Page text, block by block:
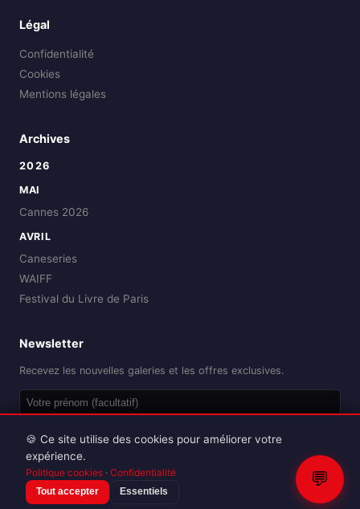
Légal
Confidentialité
Cookies
Mentions légales
Archives
2026
MAI
Cannes 2026
AVRIL
Caneseries
WAIFF
Festival du Livre de Paris
Newsletter
Recevez les nouvelles galeries et les offres exclusives.
Reproduction interdite sans autorisation.
💬
🍪 Ce site utilise des cookies pour améliorer votre
expérience.
Politique cookies · Confidentialité
Tout accepter Essentiels